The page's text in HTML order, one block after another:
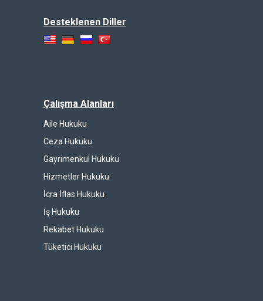
Desteklenen Diller
Çalışma Alanları
Aile Hukuku
Ceza Hukuku
Gayrimenkul Hukuku
Hizmetler Hukuku
İcra İflas Hukuku
İş Hukuku
Rekabet Hukuku
Tüketici Hukuku